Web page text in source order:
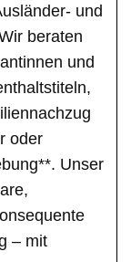
und
beraten
und
oder
Unser
– mit